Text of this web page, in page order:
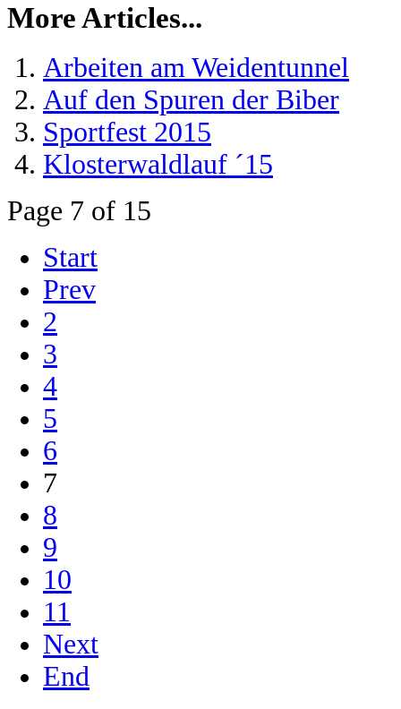
More Articles...
Arbeiten am Weidentunnel
Auf den Spuren der Biber
Sportfest 2015
Klosterwaldlauf ´15
Page 7 of 15
Start
Prev
2
3
4
5
6
7
8
9
10
11
Next
End